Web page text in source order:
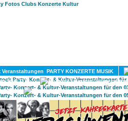
PARTY KONZERTE MUSIK
KULTUR
GAY